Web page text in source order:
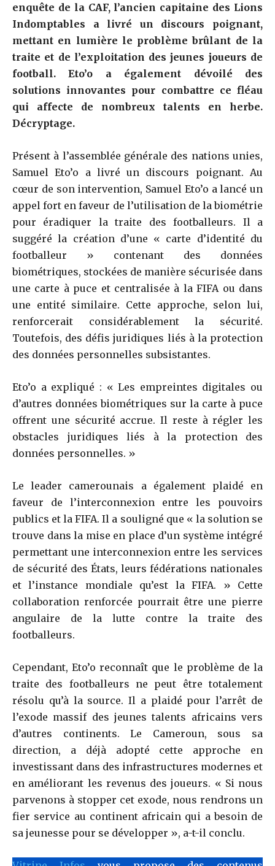
enquête de la CAF, l’ancien capitaine des Lions
Indomptables a livré un discours poignant,
mettant en lumière le problème brûlant de la
traite et de l’exploitation des jeunes joueurs de
football. Eto’o a également dévoilé des
solutions innovantes pour combattre ce fléau
qui affecte de nombreux talents en herbe.
Décryptage.
Présent à l’assemblée générale des nations unies,
Samuel Eto’o a livré un discours poignant. Au
cœur de son intervention, Samuel Eto’o a lancé un
appel fort en faveur de l’utilisation de la biométrie
pour éradiquer la traite des footballeurs. Il a
suggéré la création d’une « carte d’identité du
footballeur » contenant des données
biométriques, stockées de manière sécurisée dans
une carte à puce et centralisée à la FIFA ou dans
une entité similaire. Cette approche, selon lui,
renforcerait considérablement la sécurité.
Toutefois, des défis juridiques liés à la protection
des données personnelles subsistantes.
Eto’o a expliqué : « Les empreintes digitales ou
d’autres données biométriques sur la carte à puce
offrent une sécurité accrue. Il reste à régler les
obstacles juridiques liés à la protection des
données personnelles. »
Le leader camerounais a également plaidé en
faveur de l’interconnexion entre les pouvoirs
publics et la FIFA. Il a souligné que « la solution se
trouve dans la mise en place d’un système intégré
permettant une interconnexion entre les services
de sécurité des États, leurs fédérations nationales
et l’instance mondiale qu’est la FIFA. » Cette
collaboration renforcée pourrait être une pierre
angulaire de la lutte contre la traite des
footballeurs.
Cependant, Eto’o reconnaît que le problème de la
traite des footballeurs ne peut être totalement
résolu qu’à la source. Il a plaidé pour l’arrêt de
l’exode massif des jeunes talents africains vers
d’autres continents. Le Cameroun, sous sa
direction, a déjà adopté cette approche en
investissant dans des infrastructures modernes et
en améliorant les revenus des joueurs. « Si nous
parvenons à stopper cet exode, nous rendrons un
fier service au continent africain qui a besoin de
sa jeunesse pour se développer », a-t-il conclu.